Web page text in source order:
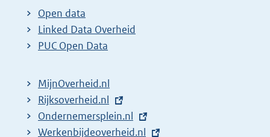
t
e
r
l
i
n
Open data
Linked Data Overheid
PUC Open Data
MijnOverheid.nl
E
x
t
Rijksoverheid.nl
E
x
Ondernemersplein.nl
E
Werkenbijdeoverheid.nl